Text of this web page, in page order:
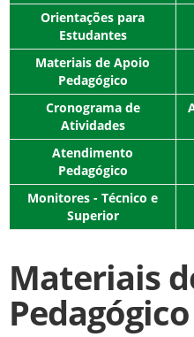
Orientações para
Estudantes
Materiais de Apoio
Pedagógico
Cronograma de
Atividades
Atendimento
Pedagógico
Monitores - Técnico e
Superior
Materiais
Pedagógico